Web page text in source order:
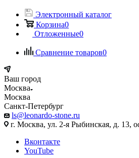
Электронный каталог
Корзина0
Отложенные0
Сравнение товаров0
Ваш город
Москва
Москва
Санкт-Петербург
ls@leonardo-stone.ru
г. Москва, ул. 2-я Рыбинская, д. 13,
Вконтакте
YouTube